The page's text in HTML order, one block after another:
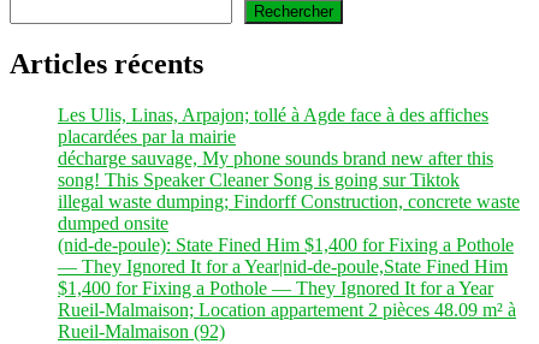
Rechercher
Articles récents
Les Ulis, Linas, Arpajon; tollé à Agde face à des affiches
placardées par la mairie
décharge sauvage, My phone sounds brand new after this
song! This Speaker Cleaner Song is going sur Tiktok
illegal waste dumping; Findorff Construction, concrete waste
dumped onsite
(nid-de-poule): State Fined Him $1,400 for Fixing a Pothole
— They Ignored It for a Year|nid-de-poule,State Fined Him
$1,400 for Fixing a Pothole — They Ignored It for a Year
Rueil-Malmaison; Location appartement 2 pièces 48.09 m² à
Rueil-Malmaison (92)